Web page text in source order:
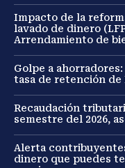
Impacto de la
lavado de dinero
Arrendamiento de
Golpe a
tasa de retención de
Recaudación
semestre del 2026,
Alerta
dinero que puedes